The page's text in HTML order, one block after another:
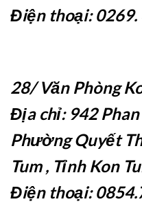
Điện thoại: 0269.
28/ Văn Phòng
Địa chỉ: 942
Phường Quyết
Tum , Tỉnh Kon
Điện thoại: